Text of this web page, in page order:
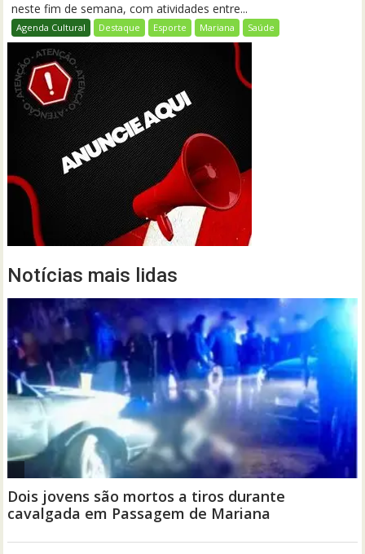
neste fim de semana, com atividades entre...
Agenda Cultural Destaque Esporte Mariana Saúde
Notícias mais lidas